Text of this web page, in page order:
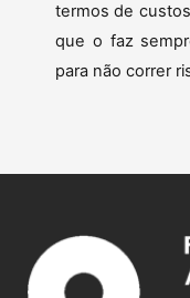
termos de
que o faz
para não correr